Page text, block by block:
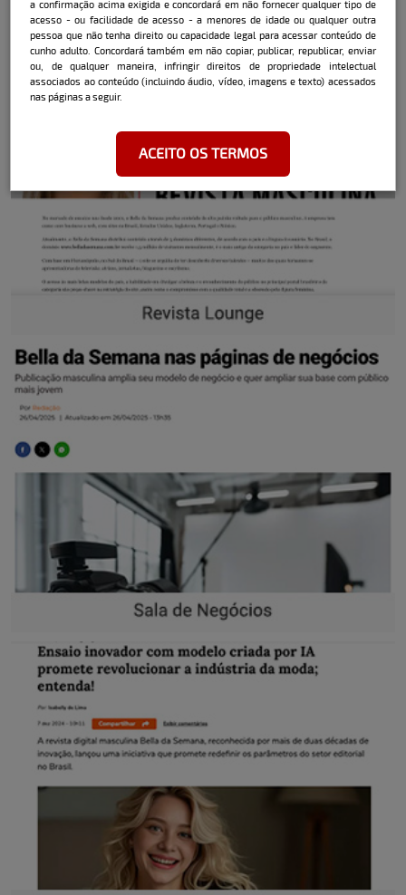
a confirmação acima exigida e concordará em não fornecer qualquer tipo de
acesso - ou facilidade de acesso - a menores de idade ou qualquer outra
pessoa que não tenha direito ou capacidade legal para acessar conteúdo de
cunho adulto. Concordará também em não copiar, publicar, republicar, enviar
ou, de qualquer maneira, infringir direitos de propriedade intelectual
associados ao conteúdo (incluindo áudio, vídeo, imagens e texto) acessados
nas páginas a seguir.
ACEITO OS TERMOS